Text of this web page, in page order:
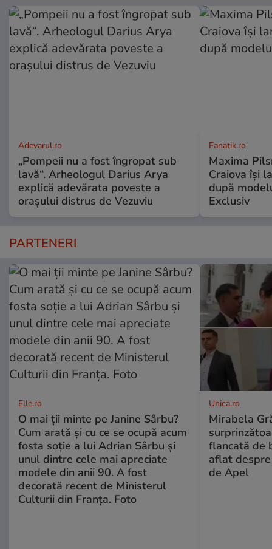
Adevarul.ro
„Pompeii nu a fost îngropat sub
lavă“. Arheologul Darius Arya
explică adevărata poveste a
orașului distrus de Vezuviu
Fanatik.ro
Maxima
Craiova își
după
Exclusiv
PARTENERI
Elle.ro
O mai ții minte pe Janine Sârbu?
Cum arată și cu ce se ocupă acum
fosta soție a lui Adrian Sârbu și
unul dintre cele mai apreciate
modele din anii 90. A fost
decorată recent de Ministerul
Culturii din Franța. Foto
Unica.ro
Mirabela
flancată de
aflat
de Apel